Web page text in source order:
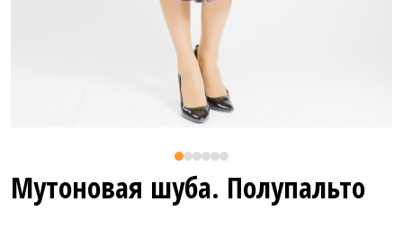
Мутоновая шуба. Полупальто